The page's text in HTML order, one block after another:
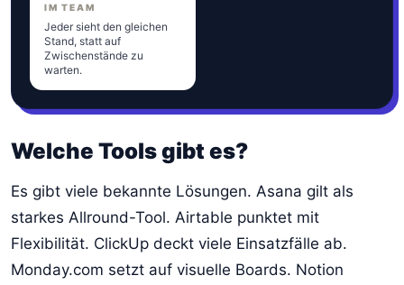
IM TEAM
Jeder sieht den gleichen
Stand, statt auf
Zwischenstände zu
warten.
Welche Tools gibt es?
Es gibt viele bekannte Lösungen. Asana gilt als
starkes Allround-Tool. Airtable punktet mit
Flexibilität. ClickUp deckt viele Einsatzfälle ab.
Monday.com setzt auf visuelle Boards. Notion